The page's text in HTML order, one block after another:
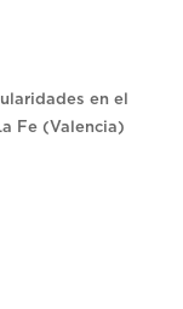
en el
Fe (Valencia)